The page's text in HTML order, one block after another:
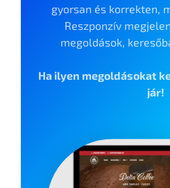
gyorsan és korrekten,
Reszponzív
megoldások,
Ha ilyen megoldásokat
jár!